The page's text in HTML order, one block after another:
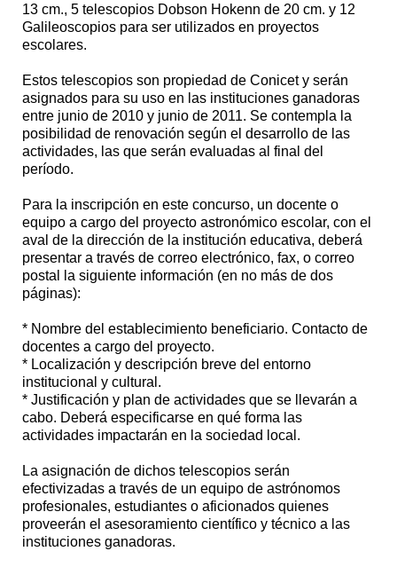
13 cm., 5 telescopios Dobson Hokenn de 20 cm. y 12
Galileoscopios para ser utilizados en proyectos
escolares.
Estos telescopios son propiedad de Conicet y serán
asignados para su uso en las instituciones ganadoras
entre junio de 2010 y junio de 2011. Se contempla la
posibilidad de renovación según el desarrollo de las
actividades, las que serán evaluadas al final del
período.
Para la inscripción en este concurso, un docente o
equipo a cargo del proyecto astronómico escolar, con el
aval de la dirección de la institución educativa, deberá
presentar a través de correo electrónico, fax, o correo
postal la siguiente información (en no más de dos
páginas):
* Nombre del establecimiento beneficiario. Contacto de
docentes a cargo del proyecto.
* Localización y descripción breve del entorno
institucional y cultural.
* Justificación y plan de actividades que se llevarán a
cabo. Deberá especificarse en qué forma las
actividades impactarán en la sociedad local.
La asignación de dichos telescopios serán
efectivizadas a través de un equipo de astrónomos
profesionales, estudiantes o aficionados quienes
proveerán el asesoramiento científico y técnico a las
instituciones ganadoras.